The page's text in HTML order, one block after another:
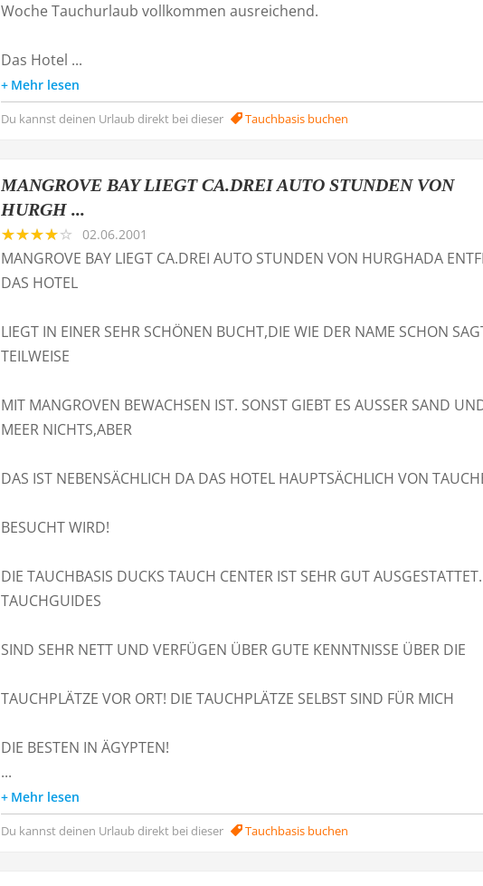
Woche Tauchurlaub vollkommen ausreichend.
Das Hotel ...
Mehr lesen
Du kannst deinen Urlaub direkt bei dieser Tauchbasis buchen
MANGROVE BAY LIEGT CA.DREI AUTO STUNDEN VON
HURGH ...
02.06.2001
MANGROVE BAY LIEGT CA.DREI AUTO STUNDEN VON HURGHADA
DAS HOTEL
LIEGT IN EINER SEHR SCHÖNEN BUCHT,DIE WIE DER NAME SCHON
TEILWEISE
MIT MANGROVEN BEWACHSEN IST. SONST GIEBT ES AUSSER SAND
MEER NICHTS,ABER
DAS IST NEBENSÄCHLICH DA DAS HOTEL HAUPTSÄCHLICH VON
BESUCHT WIRD!
DIE TAUCHBASIS DUCKS TAUCH CENTER IST SEHR GUT
TAUCHGUIDES
SIND SEHR NETT UND VERFÜGEN ÜBER GUTE KENNTNISSE ÜBER DIE
TAUCHPLÄTZE VOR ORT! DIE TAUCHPLÄTZE SELBST SIND FÜR MICH
DIE BESTEN IN ÄGYPTEN!
...
Mehr lesen
Du kannst deinen Urlaub direkt bei dieser Tauchbasis buchen